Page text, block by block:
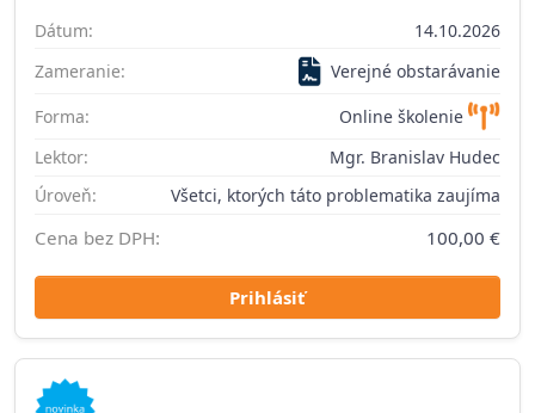
Dátum:
14.10.2026
Zameranie:
Verejné obstarávanie
Forma:
Online školenie
Lektor:
Mgr. Branislav Hudec
Úroveň:
Všetci, ktorých táto problematika zaujíma
Cena bez DPH: 100,00 €
Prihlásiť